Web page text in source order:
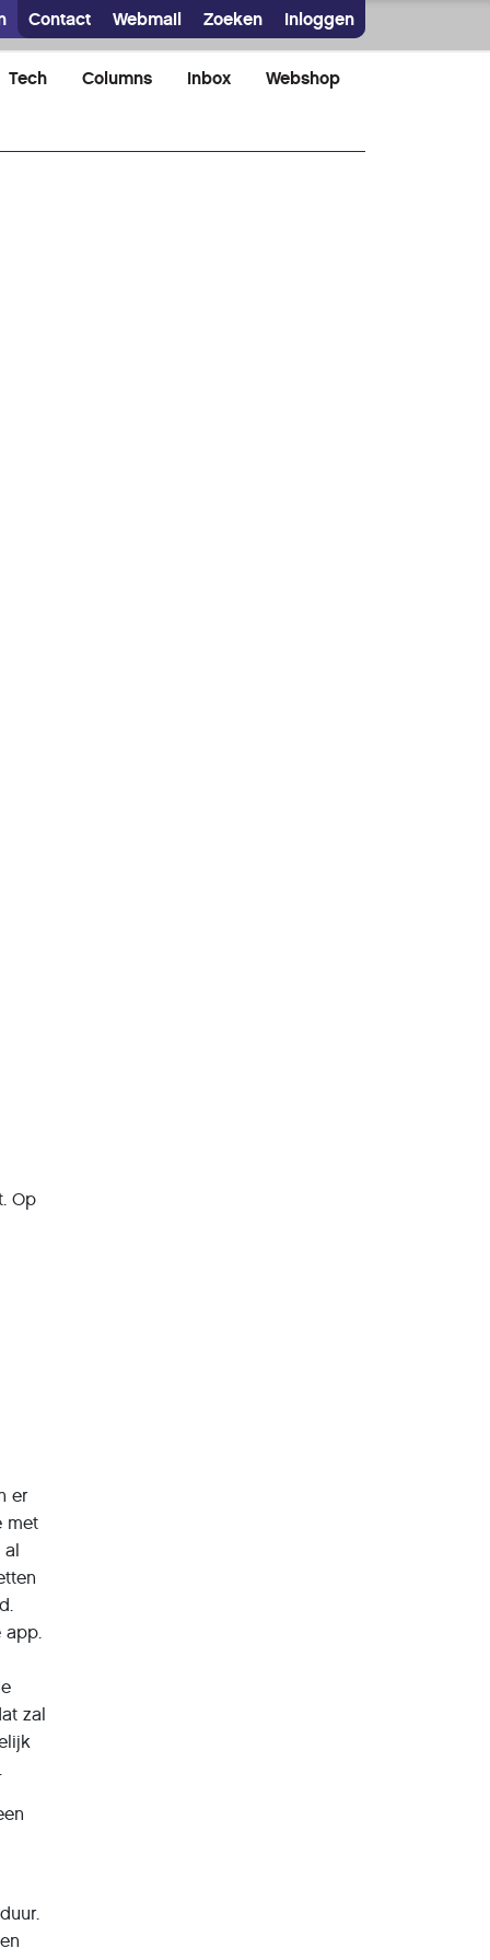
Contact Webmail Zoeken Inloggen
Tech Columns Inbox Webshop
Op
er
met
al
app.
zal